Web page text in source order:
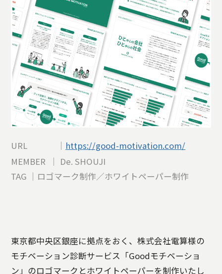
URL ｜ https://good-motivation.com/
MEMBER ｜ De. SHOUJI
TAG ｜ロゴマーク制作／ホワイトペーパー制作
東京都中央区銀座に拠点をおく、株式会社電算様の
モチベーション診断サービス「Goodモチベーショ
ン」のロゴマークとホワイトペーパーを制作いたし